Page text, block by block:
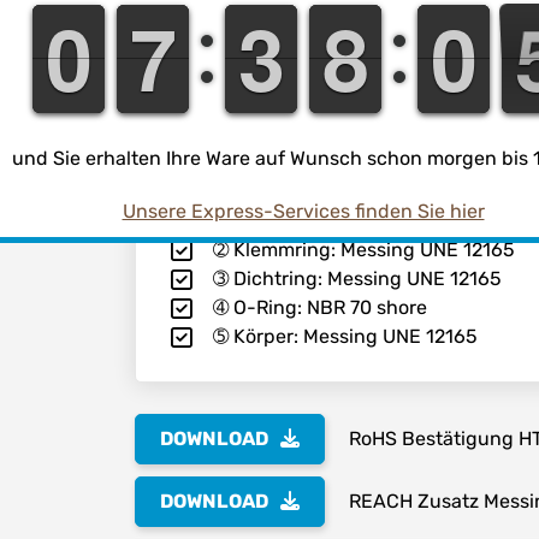
Messing CW61N(für
verwendbar)
➀ Überwurfmutter: Messing UNE
➁ Klemmring: Messing UNE 12165
➂ Dichtring: Messing UNE 12165
➃ O-Ring: NBR 70 shore
➄ Körper: Messing UNE 12165
DOWNLOAD RoHS Bestätigung
DOWNLOAD REACH Zusatz
9
9
0
0 6
6
7
7 2
2
3
3 7
7
8
8 9
9
0
0
und Sie erhalten Ihre Ware auf Wunsch schon morgen bis
Unsere Express-Services finden Sie hier